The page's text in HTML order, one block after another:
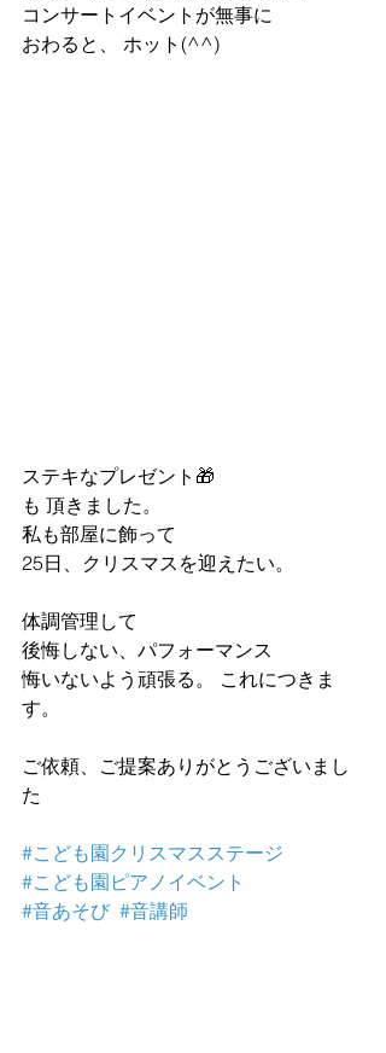
コンサートイベントが無事に
おわると、 ホット(^^)
ステキなプレゼント🎁
も 頂きました。
私も部屋に飾って
25日、クリスマスを迎えたい。
体調管理して
後悔しない、パフォーマンス
悔いないよう頑張る。 これにつきま
す。
ご依頼、ご提案ありがとうございまし
た
#こども園クリスマスステージ
#こども園ピアノイベント
#音あそび #音講師